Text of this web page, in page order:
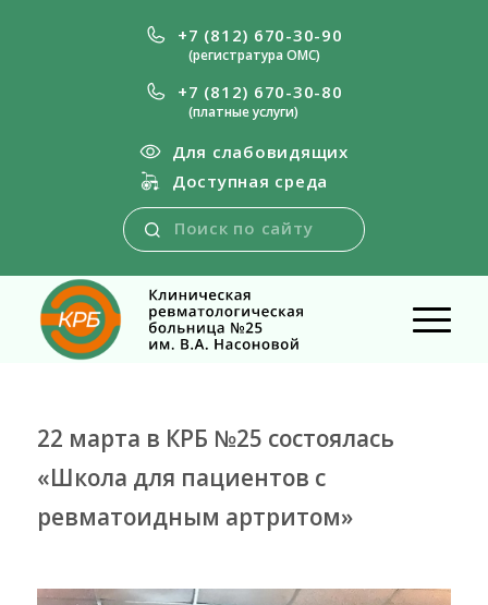
+7 (812) 670-30-90
(регистратура ОМС)
+7 (812) 670-30-80
(платные услуги)
Для слабовидящих
Доступная среда
22 марта в КРБ №25 состоялась
«Школа для пациентов с
ревматоидным артритом»